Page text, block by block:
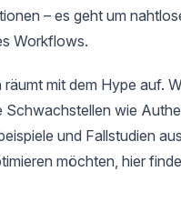
– es geht um
Workflows.
mit dem Hype auf.
wie
und Fallstudien
möchten, hier